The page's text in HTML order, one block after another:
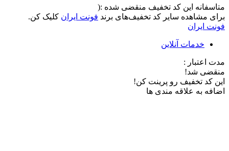
متاسفانه این کد تخفیف منقضی شده :(
برای مشاهده سایر کد تخفیف‌های برند فونت ایران کلیک کن.
فونت ایران
خدمات آنلاین
مدت اعتبار :
منقضی شد!
این کد تخفیف رو پرینت کن!
اضافه به علاقه مندی ها